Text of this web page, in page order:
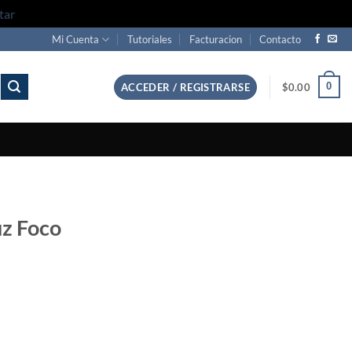
Mi Cuenta Tutoriales Facturacion Contacto
ACCEDER / REGISTRARSE $0.00 0
Foco